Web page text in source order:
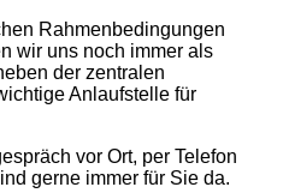
Rahmenbedingungen
wir uns noch immer als
der zentralen
Anlaufstelle für
vor Ort, per Telefon
gerne immer für Sie da.